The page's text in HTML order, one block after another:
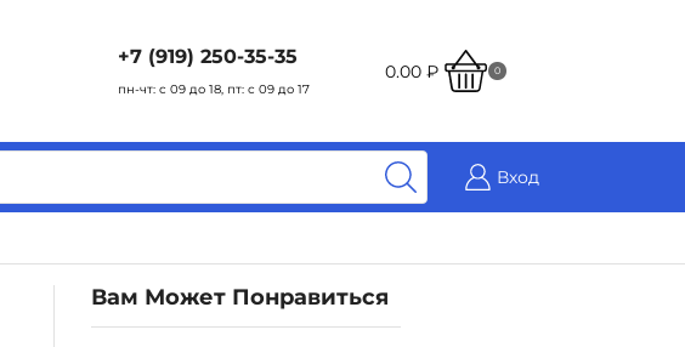
+7 (919) 250-35-35
пн-чт: с 09 до 18, пт: с 09 до 17
0.00 ₽ 0
Вход
Вам Может Понравиться